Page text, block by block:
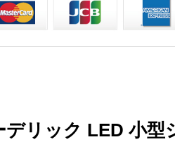
デリック LED 小型